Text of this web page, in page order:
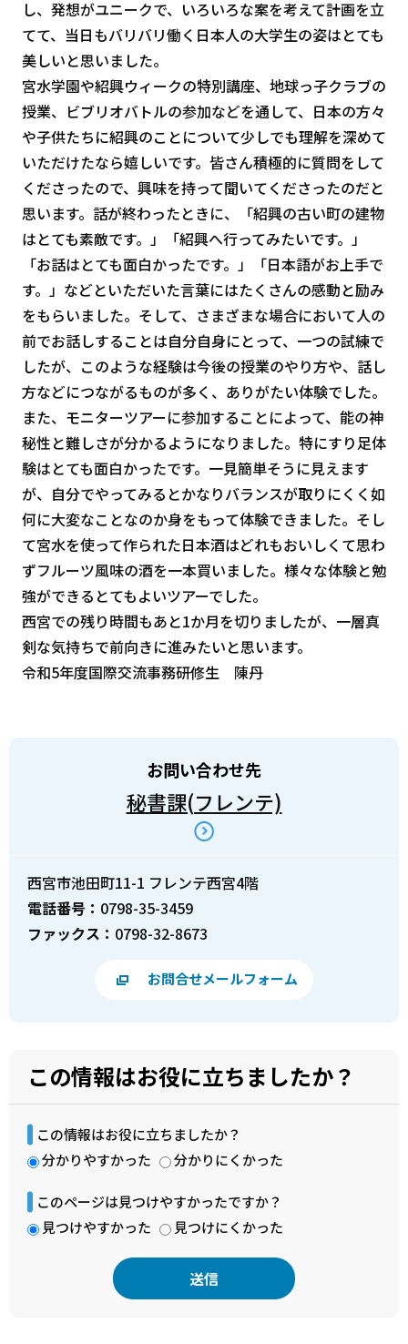
し、発想がユニークで、いろいろな案を考えて計画を立
てて、当日もバリバリ働く日本人の大学生の姿はとても
美しいと思いました。
宮水学園や紹興ウィークの特別講座、地球っ子クラブの
授業、ビブリオバトルの参加などを通して、日本の方々
や子供たちに紹興のことについて少しでも理解を深めて
いただけたなら嬉しいです。皆さん積極的に質問をして
くださったので、興味を持って聞いてくださったのだと
思います。話が終わったときに、「紹興の古い町の建物
はとても素敵です。」「紹興へ行ってみたいです。」
「お話はとても面白かったです。」「日本語がお上手で
す。」などといただいた言葉にはたくさんの感動と励み
をもらいました。そして、さまざまな場合において人の
前でお話しすることは自分自身にとって、一つの試練で
したが、このような経験は今後の授業のやり方や、話し
方などにつながるものが多く、ありがたい体験でした。
また、モニターツアーに参加することによって、能の神
秘性と難しさが分かるようになりました。特にすり足体
験はとても面白かったです。一見簡単そうに見えます
が、自分でやってみるとかなりバランスが取りにくく如
何に大変なことなのか身をもって体験できました。そし
て宮水を使って作られた日本酒はどれもおいしくて思わ
ずフルーツ風味の酒を一本買いました。様々な体験と勉
強ができるとてもよいツアーでした。
西宮での残り時間もあと1か月を切りましたが、一層真
剣な気持ちで前向きに進みたいと思います。
令和5年度国際交流事務研修生 陳丹
お問い合わせ先
秘書課(フレンテ)
西宮市池田町11-1 フレンテ西宮4階
電話番号： 0798-35-3459
ファックス： 0798-32-8673
お問合せメールフォーム
この情報はお役に立ちましたか？
この情報はお役に立ちましたか？
分かりやすかった
分かりにくかった
このページは見つけやすかったですか？
見つけやすかった
見つけにくかった